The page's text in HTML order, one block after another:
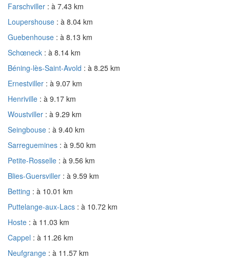
Farschviller : à 7.43 km
Loupershouse : à 8.04 km
Guebenhouse : à 8.13 km
Schœneck : à 8.14 km
Béning-lès-Saint-Avold : à 8.25 km
Ernestviller : à 9.07 km
Henriville : à 9.17 km
Woustviller : à 9.29 km
Seingbouse : à 9.40 km
Sarreguemines : à 9.50 km
Petite-Rosselle : à 9.56 km
Blies-Guersviller : à 9.59 km
Betting : à 10.01 km
Puttelange-aux-Lacs : à 10.72 km
Hoste : à 11.03 km
Cappel : à 11.26 km
Neufgrange : à 11.57 km